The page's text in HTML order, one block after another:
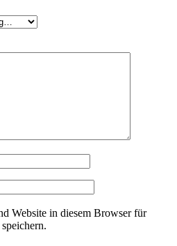
Website in diesem Browser für